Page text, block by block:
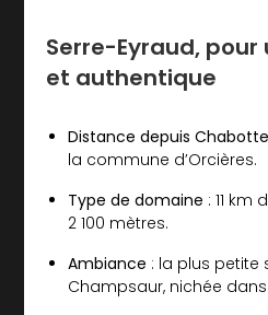
Serre-Eyraud,
et authentique
Distance depuis
la commune d’Orcières.
Type de domaine : 11 km
2 100 mètres.
Ambiance : la plus petite
Champsaur, nichée